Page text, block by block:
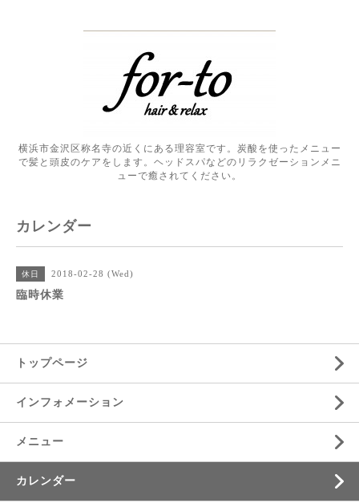
横浜市金沢区称名寺の近くにある理容室です。炭酸を使ったメニュー
で髪と頭皮のケアをします。ヘッドスパなどのリラクゼーションメニ
ューで癒されてください。
カレンダー
休日 2018-02-28 (Wed)
臨時休業
トップページ
インフォメーション
メニュー
カレンダー